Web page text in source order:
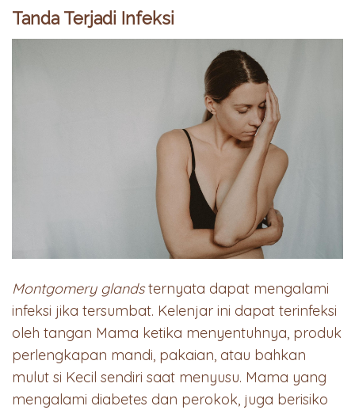
Tanda Terjadi Infeksi
Montgomery glandsternyata dapat mengalami
infeksi jika tersumbat. Kelenjar ini dapat terinfeksi
oleh tangan Mama ketika menyentuhnya, produk
perlengkapan mandi, pakaian, atau bahkan
mulut si Kecil sendiri saat menyusu. Mama yang
mengalami diabetes dan perokok, juga berisiko